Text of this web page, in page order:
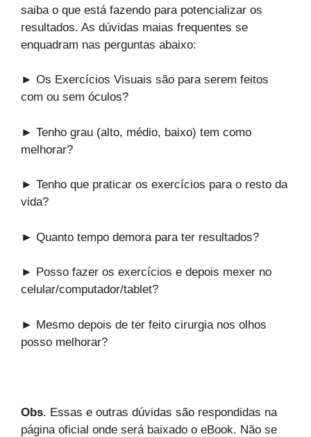
saiba o que está fazendo para potencializar os
resultados. As dúvidas maias frequentes se
enquadram nas perguntas abaixo:
► Os Exercícios Visuais são para serem feitos
com ou sem óculos?
► Tenho grau (alto, médio, baixo) tem como
melhorar?
► Tenho que praticar os exercícios para o resto da
vida?
► Quanto tempo demora para ter resultados?
► Posso fazer os exercícios e depois mexer no
celular/computador/tablet?
► Mesmo depois de ter feito cirurgia nos olhos
posso melhorar?
Obs. Essas e outras dúvidas são respondidas na
página oficial onde será baixado o eBook. Não se